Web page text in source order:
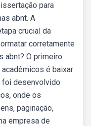
para
abnt. A
crucial da
corretamente
abnt? O primeiro
é baixar
foi desenvolvido
onde os
paginação,
empresa de